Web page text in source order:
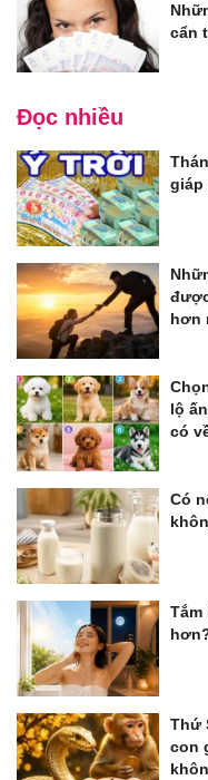
cẩn
Đọc nhiều
giáp
hơn
lộ
có
Có
Thứ
con